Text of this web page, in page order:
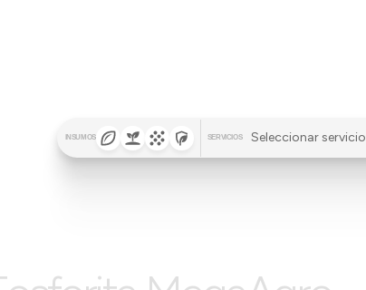
INSUMOS SERVICIOS Seleccionar servicio